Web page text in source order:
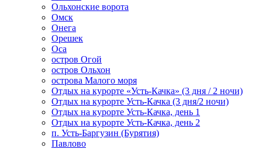
Ольхонские ворота
Омск
Онега
Орешек
Оса
остров Огой
остров Ольхон
острова Малого моря
Отдых на курорте «Усть-Качка» (3 дня / 2 ночи)
Отдых на курорте Усть-Качка (3 дня/2 ночи)
Отдых на курорте Усть-Качка, день 1
Отдых на курорте Усть-Качка, день 2
п. Усть-Баргузин (Бурятия)
Павлово